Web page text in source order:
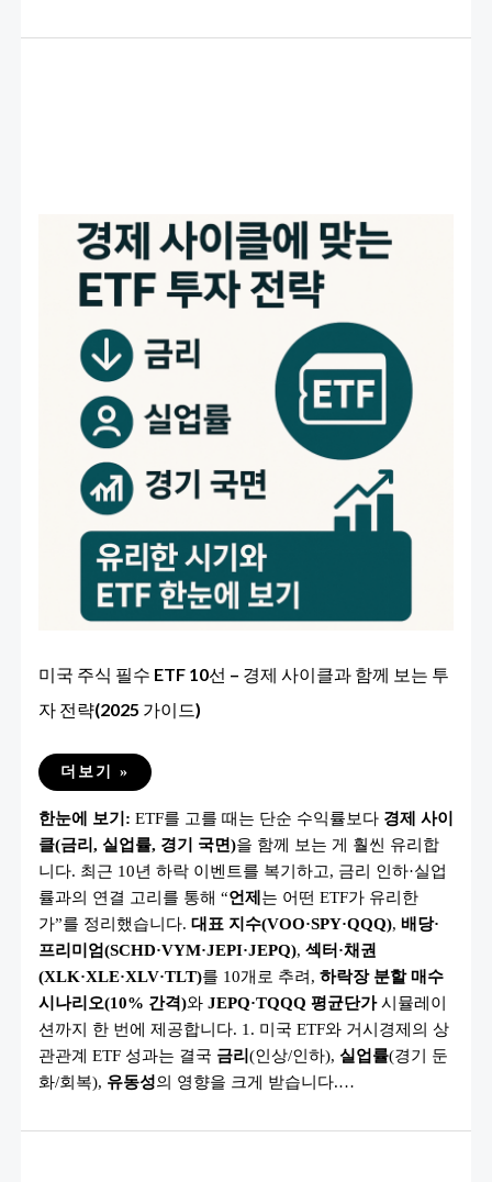
미국 주식 필수 ETF 10선 – 경제 사이클과 함께 보는 투
자 전략(2025 가이드)
미
식
수
ETF
10
선
–
경
제
사
이
클
과
함
께
보
는
투
자
더보기 »
한눈에 보기: ETF를 고를 때는 단순 수익률보다 경제 사이
클(금리, 실업률, 경기 국면)을 함께 보는 게 훨씬 유리합
니다. 최근 10년 하락 이벤트를 복기하고, 금리 인하·실업
률과의 연결 고리를 통해 “언제는 어떤 ETF가 유리한
가”를 정리했습니다. 대표 지수(VOO·SPY·QQQ), 배당·
프리미엄(SCHD·VYM·JEPI·JEPQ), 섹터·채권
(XLK·XLE·XLV·TLT)를 10개로 추려, 하락장 분할 매수
시나리오(10% 간격)와 JEPQ·TQQQ 평균단가시뮬레이
션까지 한 번에 제공합니다. 1. 미국 ETF와 거시경제의 상
관관계 ETF 성과는 결국 금리(인상/인하), 실업률(경기 둔
화/회복), 유동성의 영향을 크게 받습니다.…